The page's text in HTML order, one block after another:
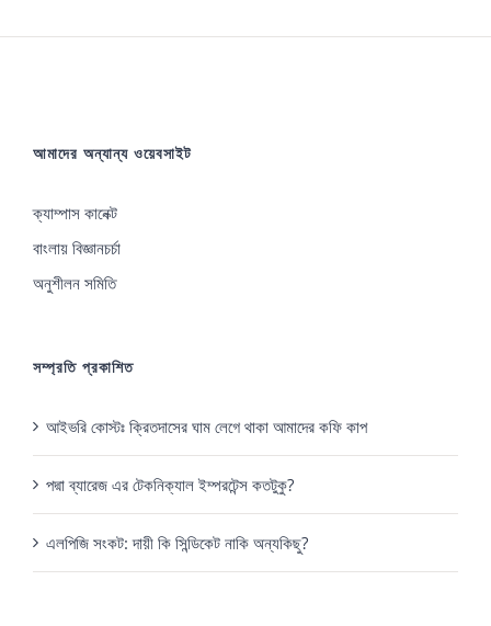
আমাদের অন্যান্য ওয়েবসাইট
ক্যাম্পাস কানেক্ট
বাংলায় বিজ্ঞানচর্চা
অনুশীলন সমিতি
সম্প্রতি প্রকাশিত
আইভরি কোস্টঃ ক্রিতদাসের ঘাম লেগে থাকা আমাদের কফি কাপ
পদ্মা ব্যারেজ এর টেকনিক্যাল ইম্পরটেন্স কতটুকু?
এলপিজি সংকট: দায়ী কি সিন্ডিকেট নাকি অন্যকিছু?